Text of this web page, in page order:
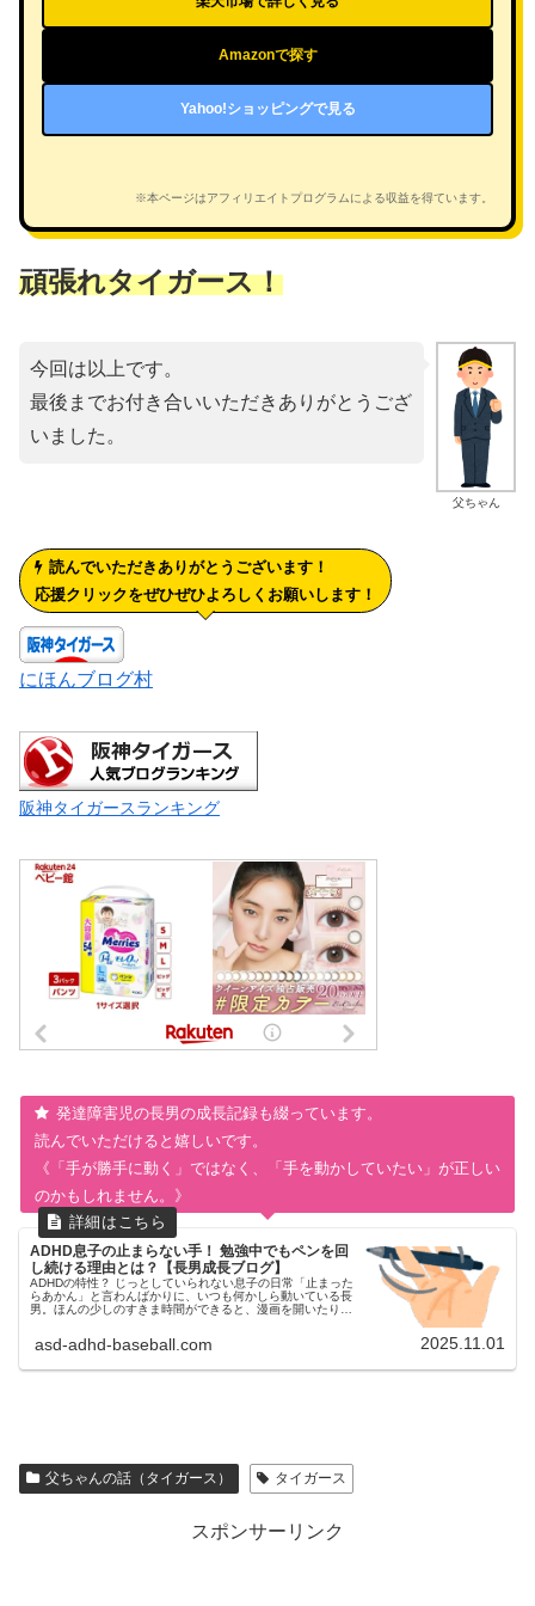
Amazonで探す
Yahoo!ショッピングで見る
※本ページはアフィリエイトプログラムによる収益を得ています。
頑張れタイガース！
父ちゃん
今回は以上です。
最後までお付き合いいただきありがとうござ
いました。
読んでいただきありがとうございます！
応援クリックをぜひぜひよろしくお願いします！
にほんブログ村
阪神タイガースランキング
発達障害児の長男の成長記録も綴っています。
読んでいただけると嬉しいです。
《「手が勝手に動く」ではなく、「手を動かしていたい」が正しい
のかもしれません。》
ADHD息子の止まらない手！ 勉強中でもペンを回
し続ける理由とは？【長男成長ブログ】
ADHDの特性？ じっとしていられない息子の日常「止まった
らあかん」と言わんばかりに、いつも何かしら動いている長
男。ほんの少しのすきま時間ができると、漫画を開いたり、
うです。食事の時間...
asd-adhd-baseball.com 2025.11.01
父ちゃんの話（タイガース） タイガース
スポンサーリンク